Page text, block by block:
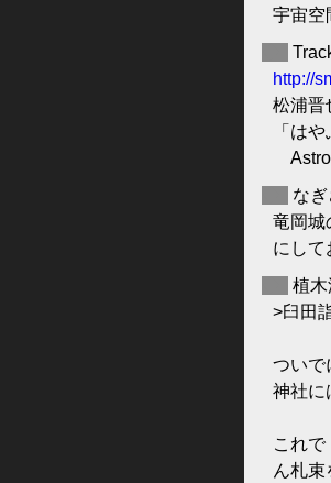
宇宙空
http://
松浦晋
「は
なぎ
竜岡城
にして
植木
>臼田
ついで
神社に
これ
ん札束